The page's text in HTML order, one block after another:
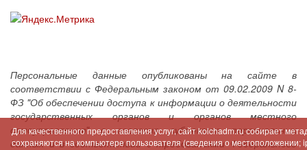
Персональные данные опубликованы на сайте в
соответствии с Федеральным законом от 09.02.2009 N 8-
ФЗ "Об обеспечении доступа к информации о деятельности
государственных органов и органов местного
самоуправления" с согласия субъектов персональных
данных и в соответствии с требованиями Федерального
Для качественного предоставления услуг, сайт kolchadm.ru собирает
сохраняются на компьютере пользователя (сведения о местоположении;